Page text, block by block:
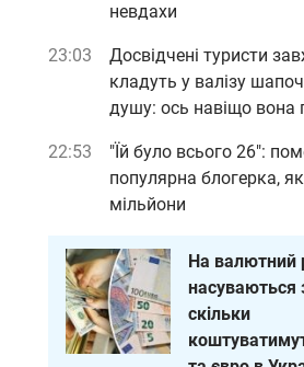
невдахи
23:03
Досвідчені туристи
кладуть у валізу
душу: ось навіщо вона
22:53
"Їй було всього 26":
популярна блогерка,
мільйони
На валютний
насуваються
скільки